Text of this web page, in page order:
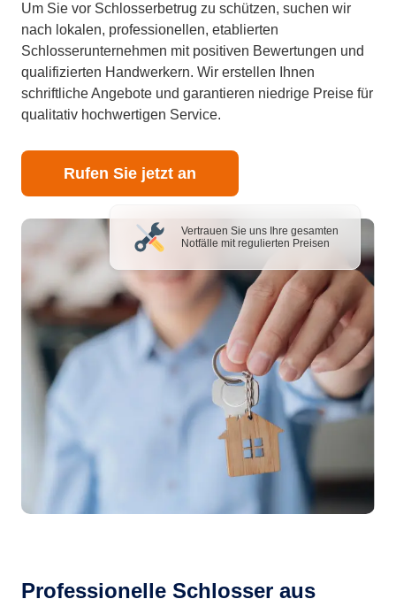
Um Sie vor Schlosserbetrug zu schützen, suchen wir
nach lokalen, professionellen, etablierten
Schlosserunternehmen mit positiven Bewertungen und
qualifizierten Handwerkern. Wir erstellen Ihnen
schriftliche Angebote und garantieren niedrige Preise für
qualitativ hochwertigen Service.
Rufen Sie jetzt an
Vertrauen Sie uns Ihre gesamten
Notfälle mit regulierten Preisen
Professionelle Schlosser aus